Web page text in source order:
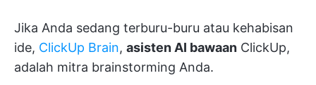
Jika Anda sedang terburu-buru atau kehabisan
ide, ClickUp Brain, asisten AI bawaan ClickUp,
adalah mitra brainstorming Anda.